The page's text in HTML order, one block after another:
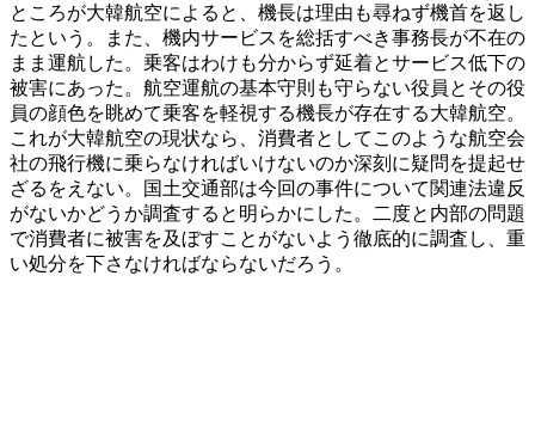
ところが大韓航空によると、機長は理由も尋ねず機首を返し
たという。また、機内サービスを総括すべき事務長が不在の
まま運航した。乗客はわけも分からず延着とサービス低下の
被害にあった。航空運航の基本守則も守らない役員とその役
員の顔色を眺めて乗客を軽視する機長が存在する大韓航空。
これが大韓航空の現状なら、消費者としてこのような航空会
社の飛行機に乗らなければいけないのか深刻に疑問を提起せ
ざるをえない。国土交通部は今回の事件について関連法違反
がないかどうか調査すると明らかにした。二度と内部の問題
で消費者に被害を及ぼすことがないよう徹底的に調査し、重
い処分を下さなければならないだろう。